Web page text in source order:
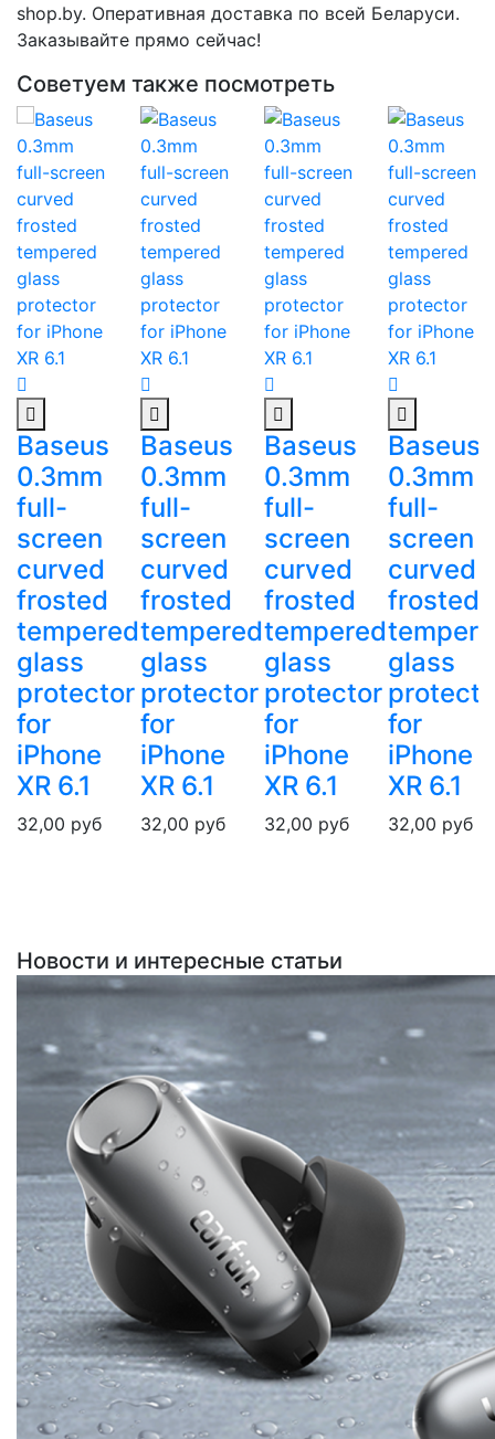
shop.by. Оперативная доставка по всей Беларуси.
Заказывайте прямо сейчас!
Советуем также посмотреть
Baseus
0.3mm
full-
screen
curved
frosted
tempered
glass
protector
for
iPhone
XR 6.1
32,00 руб
Baseus
0.3mm
full-
screen
curved
frosted
tempered
glass
protector
for
iPhone
XR 6.1
32,00 руб
Baseus
0.3mm
full-
screen
curved
frosted
tempered
glass
protector
for
iPhone
XR 6.1
32,00 руб
Baseus
0.3mm
full-
screen
curved
frosted
glass
for
iPhone
XR 6.1
32,00 руб
Новости и интересные статьи